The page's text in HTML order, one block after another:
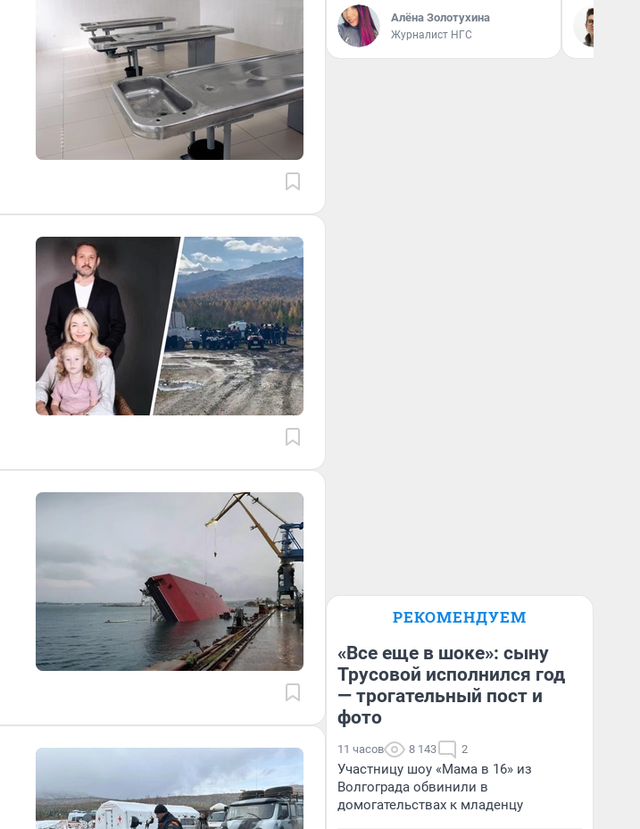
Алёна Золотухина
Журналист НГС
РЕКОМЕНДУЕМ
«Все еще в шоке»: сыну
Трусовой исполнился год
— трогательный пост и
фото
11 часов 8 143 2
Участницу шоу «Мама в 16» из
Волгограда обвинили в
домогательствах к младенцу